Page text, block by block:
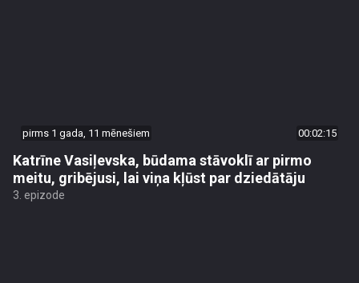
pirms 1 gada, 11 mēnešiem 00:02:15
Katrīne Vasiļevska, būdama stāvoklī ar pirmo
meitu, gribējusi, lai viņa kļūst par dziedātāju
3. epizode